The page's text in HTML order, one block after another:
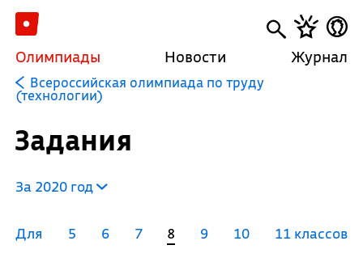
Олимпиады Новости Журнал
Всероссийская олимпиада по труду
(технологии)
Задания
За 2020 год
Для 5 6 7 8 9 10 11 классов